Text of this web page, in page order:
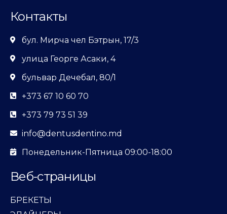
Контакты
бул. Мирча чел Бэтрын, 17/3
улица Георге Асаки, 4
бульвар Дечебал, 80/1
+373 67 10 60 70
+373 79 73 51 39
info@dentusdentino.md
Понедельник-Пятница 09:00-18:00
Веб-страницы
БРЕКЕТЫ